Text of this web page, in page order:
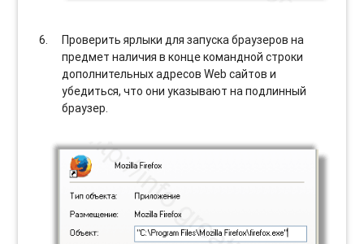
Проверить ярлыки для запуска браузеров на
предмет наличия в конце командной строки
дополнительных адресов Web сайтов и
убедиться, что они указывают на подлинный
браузер.